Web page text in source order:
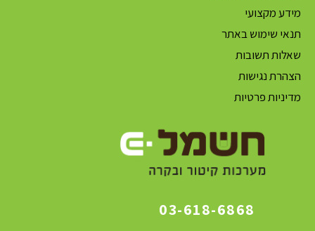
מידע מקצועי
תנאי שימוש באתר
שאלות תשובות
הצהרת נגישות
מדיניות פרטיות
03-618-6868